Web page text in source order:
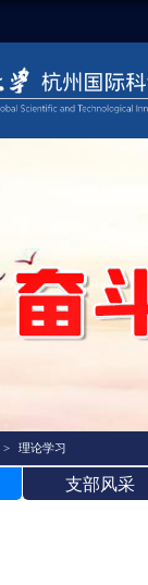
> 理论学习
支部风采